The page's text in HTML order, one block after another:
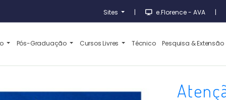
Sites | e.Florence - AVA |
Pós-Graduação Cursos Livres Técnico Pesquisa & Extensão